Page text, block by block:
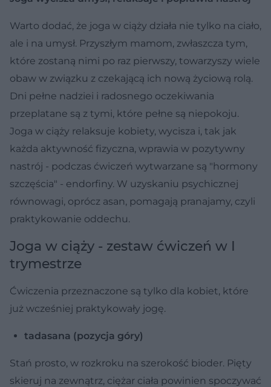
Warto dodać, że joga w ciąży działa nie tylko na ciało,
ale i na umysł. Przyszłym mamom, zwłaszcza tym,
które zostaną nimi po raz pierwszy, towarzyszy wiele
obaw w związku z czekającą ich nową życiową rolą.
Dni pełne nadziei i radosnego oczekiwania
przeplatane są z tymi, które pełne są niepokoju.
Joga w ciąży relaksuje kobiety, wycisza i, tak jak
każda aktywność fizyczna, wprawia w pozytywny
nastrój - podczas ćwiczeń wytwarzane są "hormony
szczęścia" - endorfiny. W uzyskaniu psychicznej
równowagi, oprócz asan, pomagają pranajamy, czyli
praktykowanie oddechu.
Joga w ciąży - zestaw ćwiczeń w I
trymestrze
Ćwiczenia przeznaczone są tylko dla kobiet, które
już wcześniej praktykowały jogę.
tadasana (pozycja góry)
Stań prosto, w rozkroku na szerokość bioder. Pięty
skieruj na zewnątrz, ciężar ciała powinien spoczywać